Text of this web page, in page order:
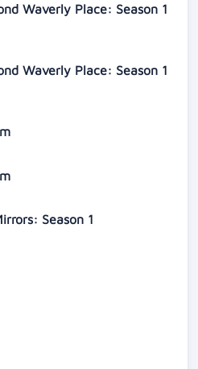
Waverly Place: Season 1
Waverly Place: Season 1
Season 1